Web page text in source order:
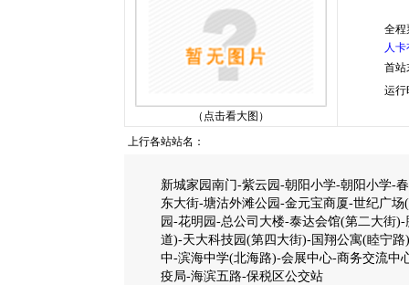
（点击看大图）
全程
人
首站
运行
上行各站站名：
新城家园南门-紫云园-朝阳小学-朝阳小学-
东大街-塘沽外滩公园-金元宝商厦-世纪广
园-花明园-总公司大楼-泰达会馆(第二大街
道)-天大科技园(第四大街)-国翔公寓(睦宁
中-滨海中学(北海路)-会展中心-商务交流中
疫局-海滨五路-保税区公交站